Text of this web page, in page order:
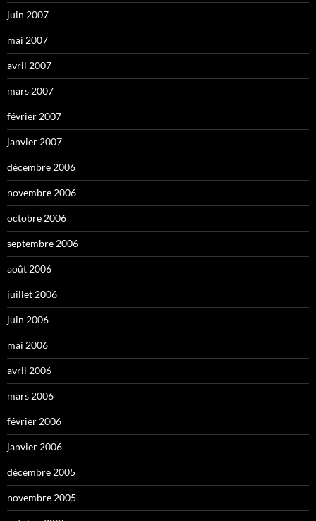
juin 2007
mai 2007
avril 2007
mars 2007
février 2007
janvier 2007
décembre 2006
novembre 2006
octobre 2006
septembre 2006
août 2006
juillet 2006
juin 2006
mai 2006
avril 2006
mars 2006
février 2006
janvier 2006
décembre 2005
novembre 2005